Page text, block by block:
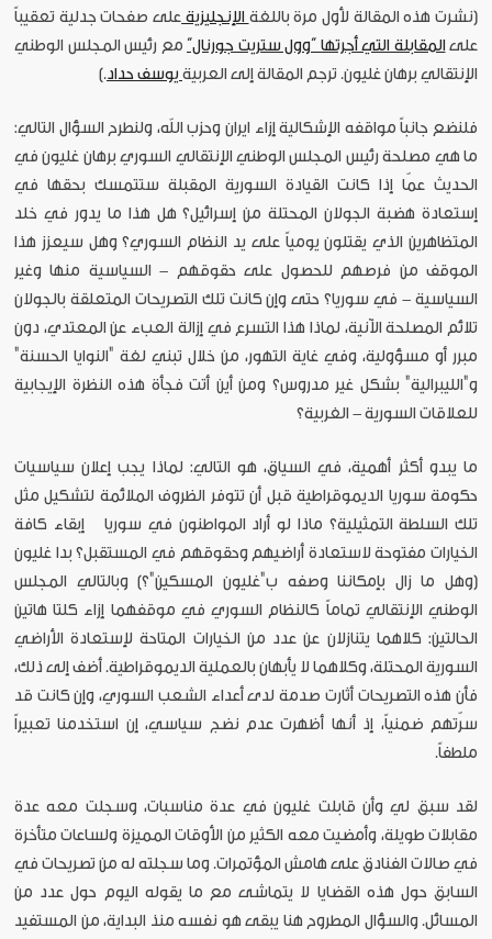
[نشرت هذه المقالة لأول مرة باللغة الإنجليزية على صفحات جدلية تعقيباً
على المقابلة التي أجرتها ”وول ستريت جورنال“ مع رئيس المجلس الوطني
الإنتقالي برهان غليون. ترجم المقالة إلى العربية يوسف حداد.]
فلنضع جانباً مواقفه الإشكالية إزاء ايران وحزب الله، ولنطرح السؤال التالي:
ما هي مصلحة رئيس المجلس الوطني الإنتقالي السوري برهان غليون في
الحديث عمّا إذا كانت القيادة السورية المقبلة ستتمسك بحقها في
إستعادة هضبة الجولان المحتلة من إسرائيل؟ هل هذا ما يدور في خلد
المتظاهرين الذي يقتلون يومياً على يد النظام السوري؟ وهل سيعزز هذا
الموقف من فرصهم للحصول على حقوقهم - السياسية منها وغير
السياسية - في سوريا؟ حتى وإن كانت تلك التصريحات المتعلقة بالجولان
تلائم المصلحة الآنية، لماذا هذا التسرع في إزالة العبء عن المعتدي، دون
مبرر أو مسؤولية، وفي غاية التهور، من خلال تبني لغة "النوايا الحسنة"
و"الليبرالية" بشكل غير مدروس؟ ومن أين أتت فجأة هذه النظرة الإيجابية
للعلاقات السورية - الغربية؟
ما يبدو أكثر أهمية، في السياق، هو التالي: لماذا يجب إعلان سياسيات
حكومة سوريا الديموقراطية قبل أن تتوفر الظروف الملائمة لتشكيل مثل
تلك السلطة التمثيلية؟ ماذا لو أراد المواطنون في سوريا إبقاء كافة
الخيارات مفتوحة لاستعادة أراضيهم وحقوقهم في المستقبل؟ بدا غليون
(وهل ما زال بإمكاننا وصفه ب"غليون المسكين"؟) وبالتالي المجلس
الوطني الإنتقالي تماماً كالنظام السوري في موقفهما إزاء كلتا هاتين
الحالتين: كلاهما يتنازلان عن عدد من الخيارات المتاحة لإستعادة الأراضي
السورية المحتلة، وكلاهما لا يأبهان بالعملية الديموقراطية. أضف إلى ذلك،
فأن هذه التصريحات أثارت صدمة لدى أعداء الشعب السوري، وإن كانت قد
سرّتهم ضمنياً، إذ أنها أظهرت عدم نضج سياسي، إن استخدمنا تعبيراً
ملطفاً.
لقد سبق لي وأن قابلت غليون في عدة مناسبات، وسجلت معه عدة
مقابلات طويلة، وأمضيت معه الكثير من الأوقات المميزة ولساعات متأخرة
في صالات الفنادق على هامش المؤتمرات. وما سجلته له من تصريحات في
السابق حول هذه القضايا لا يتماشى مع ما يقوله اليوم حول عدد من
المسائل. والسؤال المطروح هنا يبقى هو نفسه منذ البداية، من المستفيد